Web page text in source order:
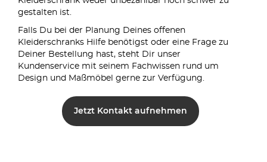
gestalten ist.
Falls Du bei der Planung Deines offenen
Kleiderschranks Hilfe benötigst oder eine Frage zu
Deiner Bestellung hast, steht Dir unser
Kundenservice mit seinem Fachwissen rund um
Design und Maßmöbel gerne zur Verfügung.
Jetzt Kontakt aufnehmen